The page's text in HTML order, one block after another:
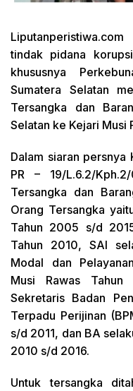
Liputanperistiwa.com
tindak pidana
khususnya
Sumatera Selatan
Tersangka dan
Selatan ke Kejari Musi
Dalam siaran persnya
PR – 19/L.6.2/
Tersangka dan
Orang Tersangka
Tahun 2005 s/d
Tahun 2010, SAI
Modal dan
Musi Rawas
Sekretaris Badan
Terpadu Perijinan
s/d 2011, dan BA
2010 s/d 2016.
Untuk tersangka